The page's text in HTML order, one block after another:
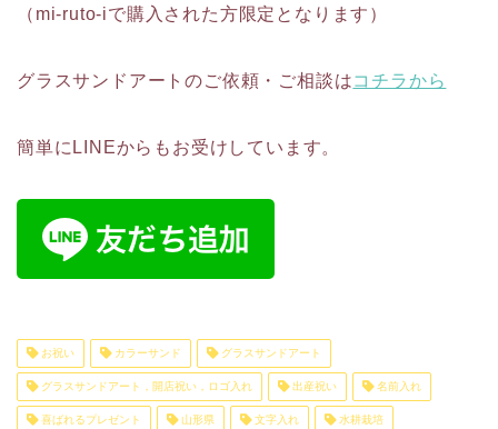
（mi-ruto-iで購入された方限定となります）
グラスサンドアートのご依頼・ご相談はコチラから
簡単にLINEからもお受けしています。
お祝い カラーサンド グラスサンドアート
グラスサンドアート，開店祝い，ロゴ入れ 出産祝い 名前入れ
喜ばれるプレゼント 山形県 文字入れ 水耕栽培